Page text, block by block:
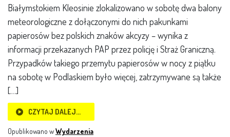
Białymstokiem Kleosinie zlokalizowano w sobotę dwa balony
meteorologiczne z dołączonymi do nich pakunkami
papierosów bez polskich znaków akcyzy – wynika z
informacji przekazanych PAP przez policję i Straż Graniczną.
Przypadków takiego przemytu papierosów w nocy z piątku
na sobotę w Podlaskiem było więcej, zatrzymywane są także
[…]
CZYTAJ DALEJ…
Opublikowano wWydarzenia